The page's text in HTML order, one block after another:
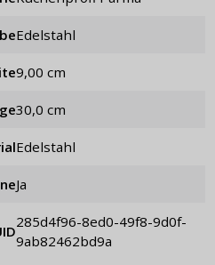
Edelstahl
9,00 cm
30,0 cm
Edelstahl
Ja
285d4f96-8ed0-49f8-9d0f-
9ab82462bd9a